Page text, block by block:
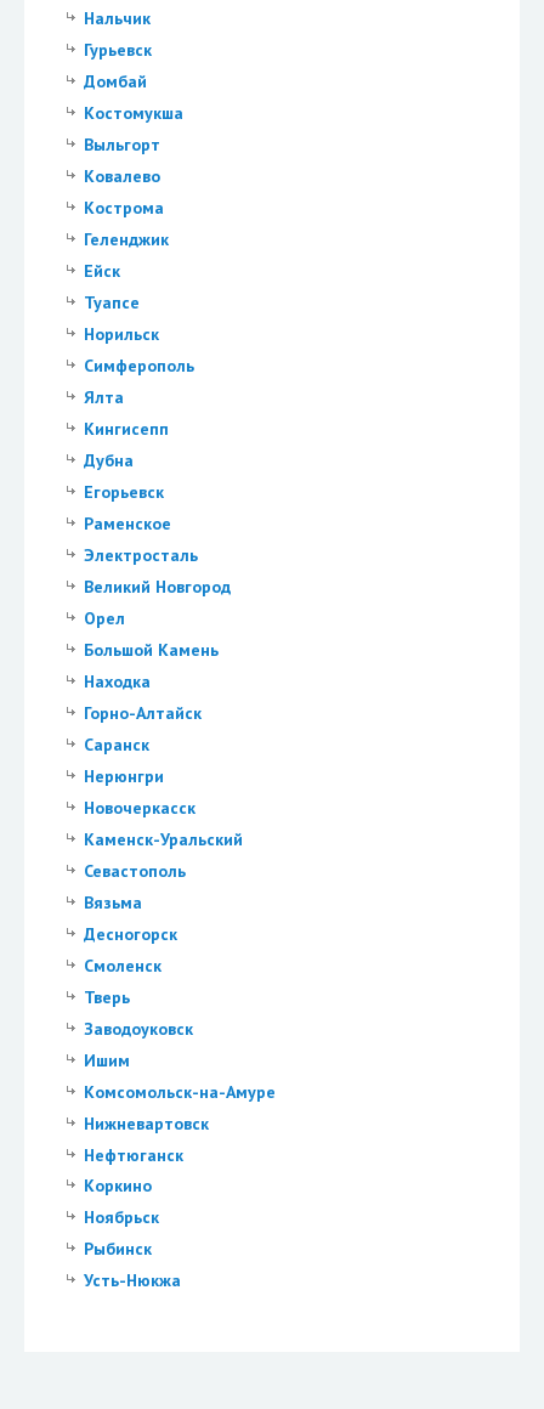
Нальчик
Гурьевск
Домбай
Костомукша
Выльгорт
Ковалево
Кострома
Геленджик
Ейск
Туапсе
Норильск
Симферополь
Ялта
Кингисепп
Дубна
Егорьевск
Раменское
Электросталь
Великий Новгород
Орел
Большой Камень
Находка
Горно-Алтайск
Саранск
Нерюнгри
Новочеркасск
Каменск-Уральский
Севастополь
Вязьма
Десногорск
Смоленск
Тверь
Заводоуковск
Ишим
Комсомольск-на-Амуре
Нижневартовск
Нефтюганск
Коркино
Ноябрьск
Рыбинск
Усть-Нюкжа